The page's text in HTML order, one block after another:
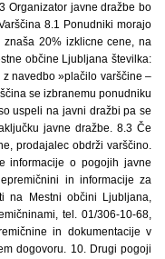
Organizator javne dražbe bo
8.1 Ponudniki morajo
20% izklicne cene, na
občine Ljubljana številka:
navedbo »plačilo varščine –
se izbranemu ponudniku
uspeli na javni dražbi pa se
javne dražbe. 8.3 Če
prodajalec obdrži varščino.
informacije o pogojih javne
in informacije za
na Mestni občini Ljubljana,
tel. 01/306-10-68,
in dokumentacije v
dogovoru. 10. Drugi pogoji